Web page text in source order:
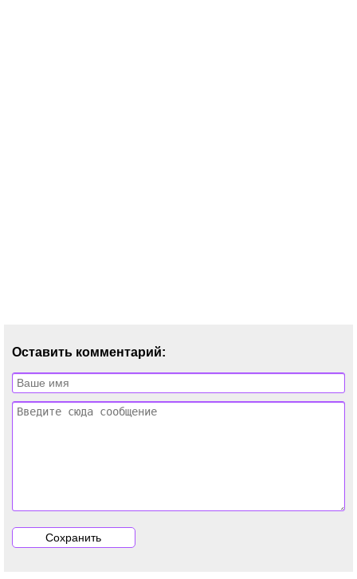
Оставить комментарий: